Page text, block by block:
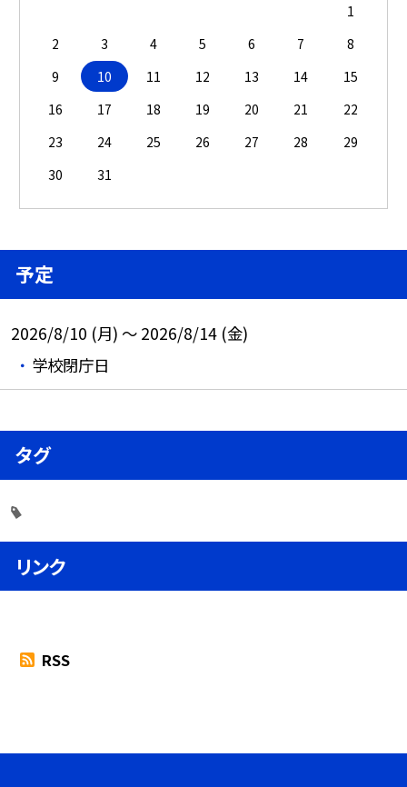
1
2
3 4 5 6 7
8
9
10 11 12 13 14
15
16
17 18 19 20 21
22
23
24 25 26 27 28
29
30
31
予定
2026/8/10 (月) ～ 2026/8/14 (金)
学校閉庁日
タグ
リンク
RSS